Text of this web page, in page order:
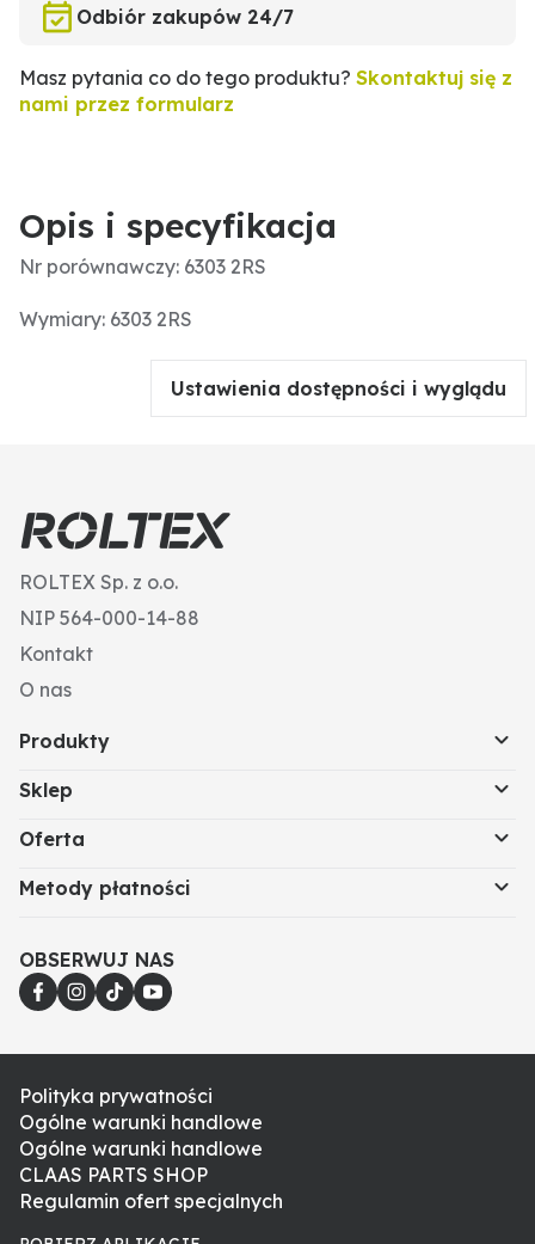
Odbiór zakupów 24/7
Masz pytania co do tego produktu? Skontaktuj się z
nami przez formularz
Opis i specyfikacja
Nr porównawczy: 6303 2RS
Wymiary: 6303 2RS
Ustawienia dostępności i wyglądu
ROLTEX Sp. z o.o.
NIP 564-000-14-88
Kontakt
O nas
Produkty
Sklep
Oferta
Metody płatności
OBSERWUJ NAS
Polityka prywatności
Ogólne warunki handlowe
Ogólne warunki handlowe
CLAAS PARTS SHOP
Regulamin ofert specjalnych